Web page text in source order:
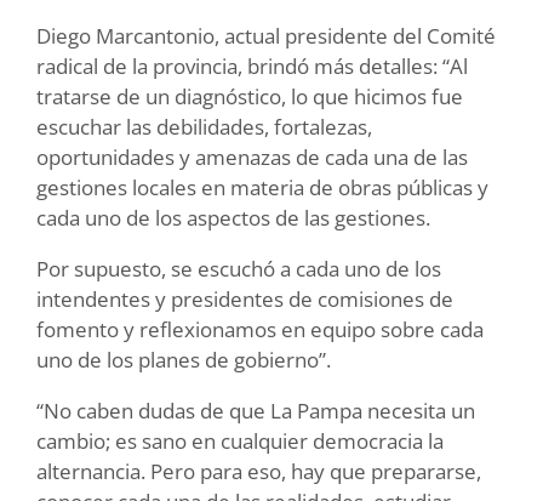
Diego Marcantonio, actual presidente del Comité
radical de la provincia, brindó más detalles: “Al
tratarse de un diagnóstico, lo que hicimos fue
escuchar las debilidades, fortalezas,
oportunidades y amenazas de cada una de las
gestiones locales en materia de obras públicas y
cada uno de los aspectos de las gestiones.
Por supuesto, se escuchó a cada uno de los
intendentes y presidentes de comisiones de
fomento y reflexionamos en equipo sobre cada
uno de los planes de gobierno”.
“No caben dudas de que La Pampa necesita un
cambio; es sano en cualquier democracia la
alternancia. Pero para eso, hay que prepararse,